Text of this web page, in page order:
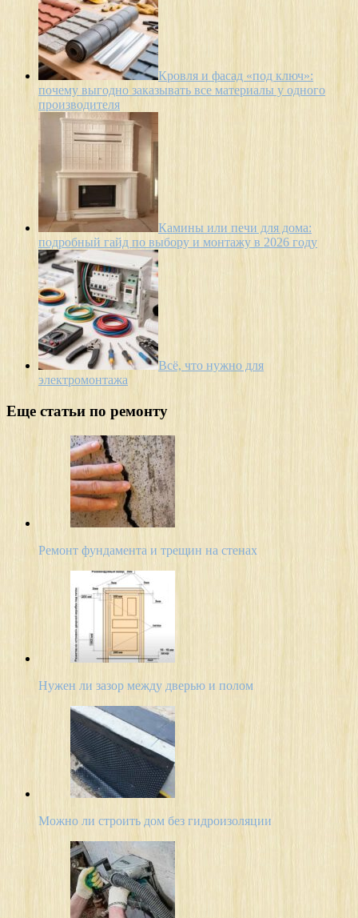
Кровля и фасад «под ключ»:
почему выгодно заказывать все материалы у одного
производителя
Камины или печи для дома:
подробный гайд по выбору и монтажу в 2026 году
Всё, что нужно для
электромонтажа
Еще статьи по ремонту
Ремонт фундамента и трещин на стенах
Нужен ли зазор между дверью и полом
Можно ли строить дом без гидроизоляции